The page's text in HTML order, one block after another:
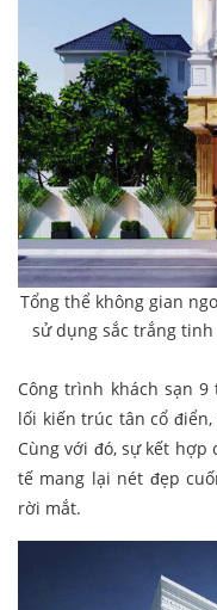
Tổng thể không gian
sử dụng sắc trắng
Công trình khách sạn
lối kiến trúc tân cổ
Cùng với đó, sự kết
tế mang lại nét đẹp
rời mắt.